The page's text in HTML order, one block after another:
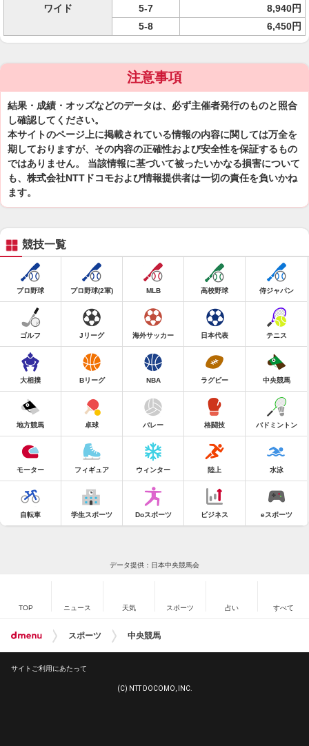
ワイド
5-7
8,940円
5-8
6,450円
注意事項
結果・成績・オッズなどのデータは、必ず主催者発行のものと照合
し確認してください。
本サイトのページ上に掲載されている情報の内容に関しては万全を
期しておりますが、その内容の正確性および安全性を保証するもの
ではありません。 当該情報に基づいて被ったいかなる損害について
も、株式会社NTTドコモおよび情報提供者は一切の責任を負いかね
ます。
競技一覧
プロ野球 プロ野球(2軍) MLB 高校野球 侍ジャパン
ゴルフ Jリーグ 海外サッカー 日本代表 テニス
大相撲 Bリーグ NBA ラグビー 中央競馬
地方競馬 卓球 バレー 格闘技 バドミントン
モーター フィギュア ウィンター 陸上 水泳
自転車 学生スポーツ Doスポーツ ビジネス eスポーツ
データ提供：日本中央競馬会
TOP ニュース 天気 スポーツ 占い すべて
スポーツ 中央競馬
サイトご利用にあたって
(C) NTT DOCOMO, INC.